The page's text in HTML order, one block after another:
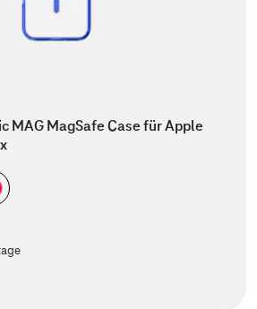
MAG MagSafe Case für Apple